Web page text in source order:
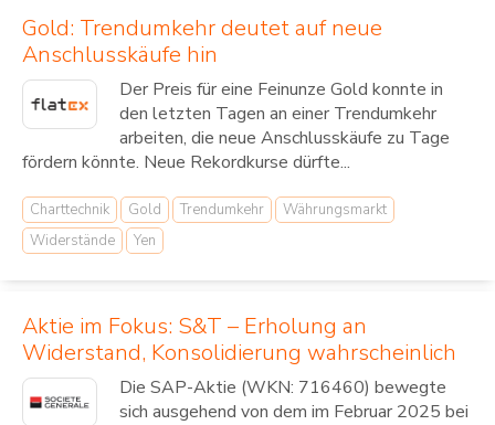
Gold: Trendumkehr deutet auf neue
Anschlusskäufe hin
Der Preis für eine Feinunze Gold konnte in
den letzten Tagen an einer Trendumkehr
arbeiten, die neue Anschlusskäufe zu Tage
fördern könnte. Neue Rekordkurse dürfte...
Charttechnik Gold Trendumkehr
Währungsmarkt
Widerstände
Yen
Aktie im Fokus: S&T – Erholung an
Widerstand, Konsolidierung wahrscheinlich
Die SAP-Aktie (WKN: 716460) bewegte
sich ausgehend von dem im Februar 2025 bei